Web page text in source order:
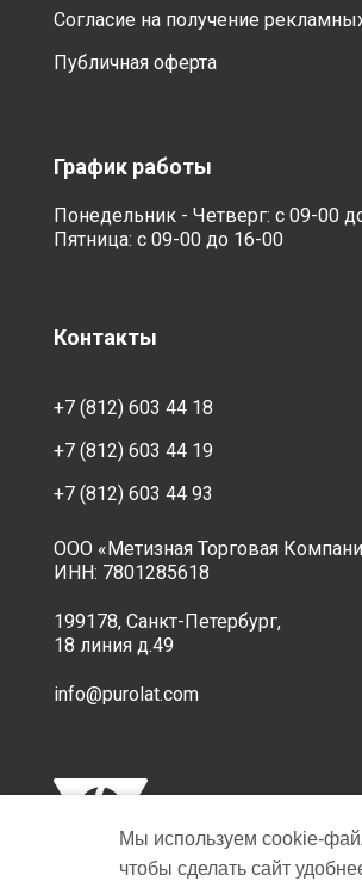
Согласие на получение
Публичная оферта
График работы
Понедельник - Четверг: с 09-00
Пятница: с 09-00 до 16-00
Контакты
+7 (812) 603 44 18
+7 (812) 603 44 19
+7 (812) 603 44 93
ООО «Метизная Торговая
ИНН: 7801285618
199178, Санкт-Петербург,
18 линия д.49
info@purolat.com
Мы используем
чтобы сделать сайт